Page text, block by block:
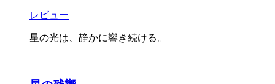
レビュー
星の光は、静かに響き続ける。